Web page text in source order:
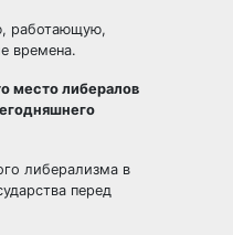
работающую,
времена.
место либералов
либерализма в
перед